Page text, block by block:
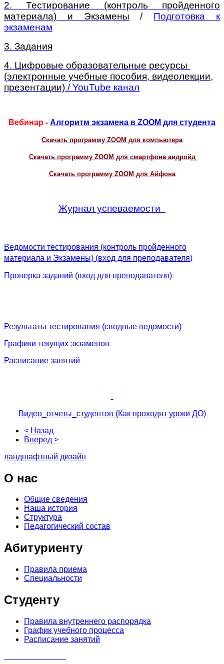
2. Тестирование (контроль пройденного
материала) и Экзамены / Подготовка к
экзаменам
3. Задания
4. Цифровые образовательные ресурсы
(электронные учебные пособия, видеолекции,
презентации) / YouTube канал
Вебинар - Алгоритм экзамена в ZOOM для студента
Скачать программу ZOOM для компьютера
Скачать программу ZOOM для смартфона андройд
Скачать программу ZOOM для Айфона
Журнал успеваемости
Ведомости тестирования (контроль пройденного
материала и Экзамены) (вход для преподавателя)
Проверка заданий (вход для преподавателя)
Результаты тестирования (сводные ведомости)
Графики текущих экзаменов
Расписание занятий
Видео_отчеты_студентов (Как проходят уроки ДО)
< Назад
Вперёд >
ландшафтный дизайн
О нас
Общие сведения
Наша история
Структура
Педагогический состав
Абитуриенту
Правила приема
Специальности
Студенту
Правила внутреннего распорядка
График учебного процесса
Расписание занятий